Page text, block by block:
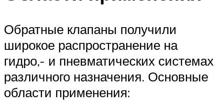
Обратные клапаны получили
широкое распространение на
гидро,- и пневматических системах
различного назначения. Основные
области применения: